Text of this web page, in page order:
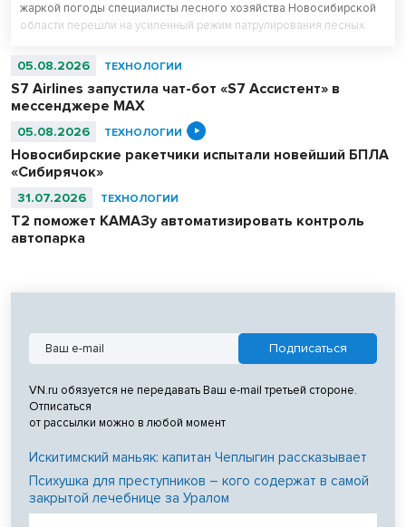
жаркой погоды специалисты лесного хозяйства Новосибирской
области перешли на усиленный режим патрулирования лесных
05.08.2026 ТЕХНОЛОГИИ
S7 Airlines запустила чат-бот «S7 Ассистент» в
мессенджере MAX
05.08.2026 ТЕХНОЛОГИИ
Новосибирские ракетчики испытали новейший БПЛА
«Сибирячок»
31.07.2026 ТЕХНОЛОГИИ
T2 поможет КАМАЗу автоматизировать контроль
автопарка
VN.ru обязуется не передавать Ваш e-mail третьей стороне.
Отписаться
от рассылки можно в любой момент
Искитимский маньяк: капитан Чеплыгин рассказывает
Психушка для преступников – кого содержат в самой
закрытой лечебнице за Уралом